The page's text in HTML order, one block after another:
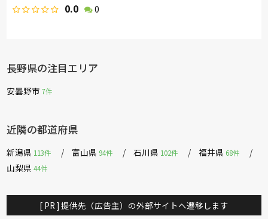
0.0 0
長野県の注目エリア
安曇野市7件
近隣の都道府県
新潟県 113件 富山県 94件 石川県 102件 福井県 68件
山梨県44件
[ PR ] 提供先（広告主）の外部サイトへ遷移します